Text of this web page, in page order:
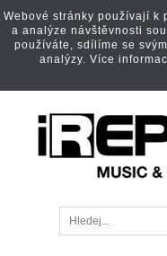
Webové stránky používají k
a analýze návštěvnosti
používáte, sdílíme se
analýzy. Více